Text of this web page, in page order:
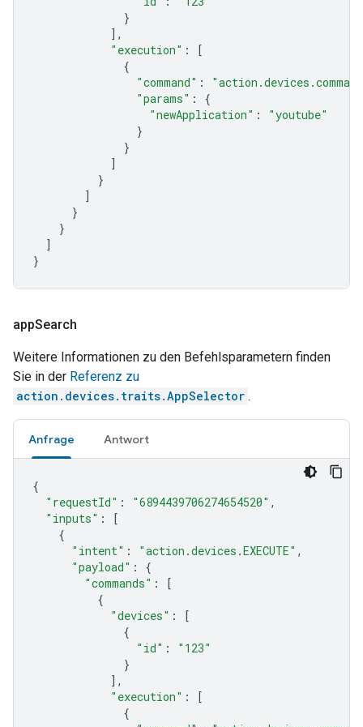
}
],
"execution" :
[
{
"command" :
"params" :
{
"newApplication" :
"youtube"
}
}
]
}
]
}
}
]
}
appSearch
Weitere Informationen zu den Befehlsparametern finden
Sie in der Referenz zu
action.devices.traits.AppSelector .
Anfrage Antwort
{
"requestId" : "6894439706274654520" ,
"inputs" :
[
{
"intent" : "action.devices.EXECUTE" ,
"payload" :
{
"commands" :
[
{
"devices" :
[
{
"id" :
"123"
}
],
"execution" :
[
{